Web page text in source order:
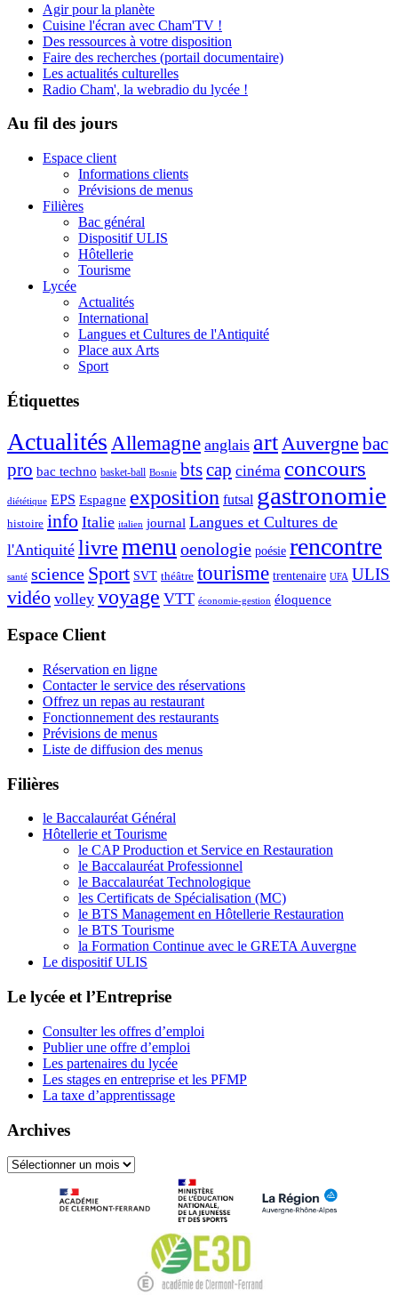
Agir pour la planète
Cuisine l'écran avec Cham'TV !
Des ressources à votre disposition
Faire des recherches (portail documentaire)
Les actualités culturelles
Radio Cham', la webradio du lycée !
Au fil des jours
Espace client
Informations clients
Prévisions de menus
Filières
Bac général
Dispositif ULIS
Hôtellerie
Tourisme
Lycée
Actualités
International
Langues et Cultures de l'Antiquité
Place aux Arts
Sport
Étiquettes
Actualités Allemagne anglais art Auvergne bac
pro bac techno basket-ball Bosnie btscap cinéma concours
diététique EPS Espagne exposition futsal gastronomie
histoire info Italie italien journal Langues et Cultures de
l'Antiquité livremenu oenologie poésie rencontre
santé science Sport SVT théâtre tourisme trentenaire UFA ULIS
vidéo volley voyage VTT économie-gestion éloquence
Espace Client
Réservation en ligne
Contacter le service des réservations
Offrez un repas au restaurant
Fonctionnement des restaurants
Prévisions de menus
Liste de diffusion des menus
Filières
le Baccalauréat Général
Hôtellerie et Tourisme
le CAP Production et Service en Restauration
le Baccalauréat Professionnel
le Baccalauréat Technologique
les Certificats de Spécialisation (MC)
le BTS Management en Hôtellerie Restauration
le BTS Tourisme
la Formation Continue avec le GRETA Auvergne
Le dispositif ULIS
Le lycée et l’Entreprise
Consulter les offres d’emploi
Publier une offre d’emploi
Les partenaires du lycée
Les stages en entreprise et les PFMP
La taxe d’apprentissage
Archives
Archives